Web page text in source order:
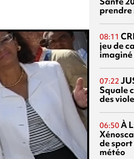
prendre
08:11
jeu de
imaginé
07:22
Squale
des
06:50À
de sport
météo